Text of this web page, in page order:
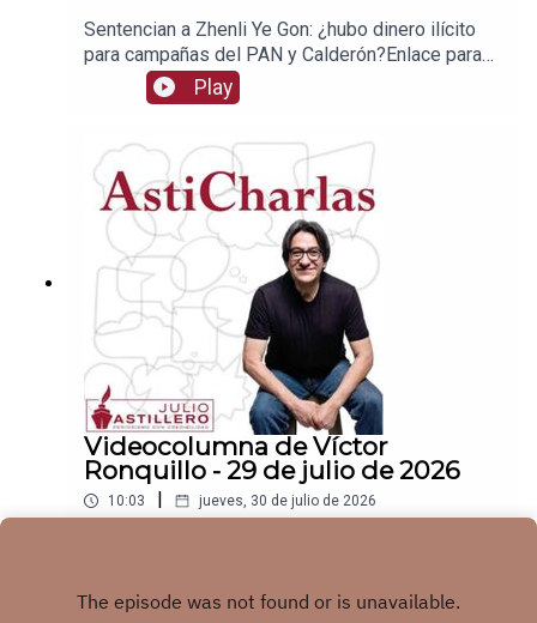
Sentencian a Zhenli Ye Gon: ¿hubo dinero ilícito
para campañas del PAN y Calderón?Enlace para
apoyar vía
Patreon:https://www.patreon.com/julioastilleroEnl
PayPal:https://www.paypal.me/julioastilleroCuent
a para hacer transferencias a cuenta BBVA a
nombre de Julio Hernández López:
1539408017CLABE: 012 320 01539408017
2Tienda:https://julioastillerotienda.com/
Play
Videocolumna de Víctor
Ronquillo - 29 de julio de 2026
10:03 | jueves, 30 de julio de 2026
vía
Play